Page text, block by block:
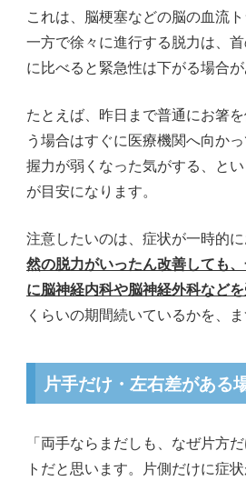
これは、脳梗塞などの脳の血流
一方で徐々に進行する脱力は、
に比べると緊急性は下がる場合が
たとえば、昨日まで普通にお箸
う場合はすぐに医療機関へ向か
握力が弱くなった気がする、と
が目安になります。
注意したいのは、症状が一時的
然の脱力がいったん改善しても
に脳神経内科や脳神経外科など
くらいの期間続いているかを、
片手だけ・左右差がある
「両手ならまだしも、なぜ片方
トだと思います。片側だけに症